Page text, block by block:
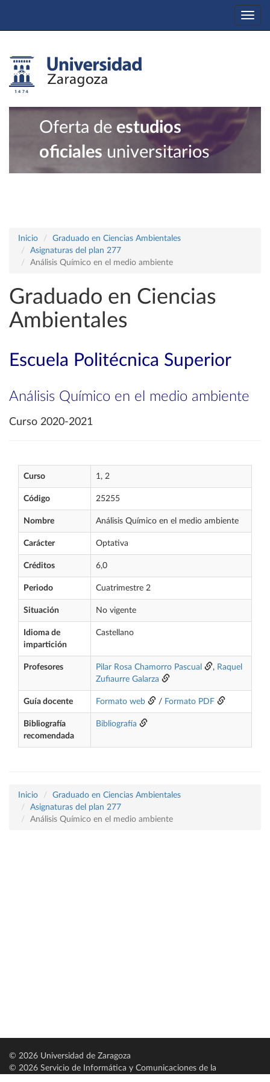
Oferta de estudios
oficiales universitarios
Inicio
Graduado en Ciencias Ambientales
Asignaturas del plan 277
Análisis Químico en el medio ambiente
Graduado en Ciencias
Ambientales
Escuela Politécnica Superior
Análisis Químico en el medio ambiente
Curso 2020-2021
Curso 1, 2
Código 25255
Nombre Análisis Químico en el medio ambiente
Carácter Optativa
Créditos 6,0
Periodo Cuatrimestre 2
Situación No vigente
Idioma de
impartición
Castellano
Profesores Pilar Rosa Chamorro Pascual , Raquel
Zufiaurre Galarza
Guía docente Formato web / Formato PDF
Bibliografía
recomendada
Bibliografía
Inicio
Graduado en Ciencias Ambientales
Asignaturas del plan 277
Análisis Químico en el medio ambiente
© 2026 Universidad de Zaragoza
© 2026 Servicio de Informática y Comunicaciones de la